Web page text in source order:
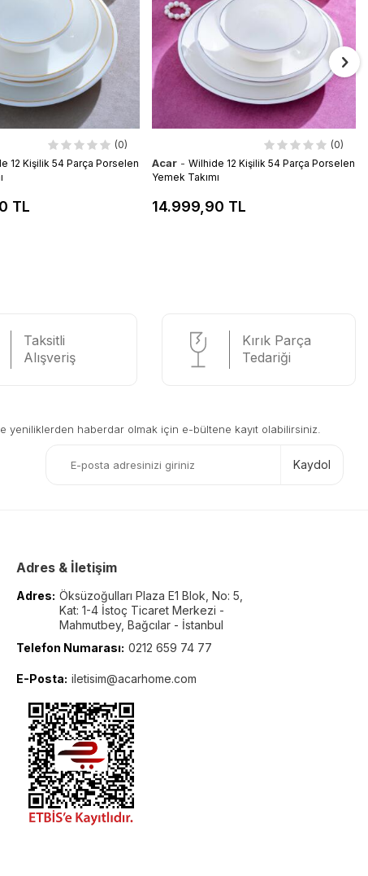
(0)
12 Kişilik 54 Parça Porselen
TL
(0)
Acar - Wilhide 12 Kişilik 54 Parça Porselen
Yemek Takımı
14.999,90 TL
Taksitli
Alışveriş
Kırık Parça
Tedariği
yeniliklerden haberdar olmak için e-bültene kayıt olabilirsiniz.
Kaydol
Adres & İletişim
Adres: Öksüzoğulları Plaza E1 Blok, No: 5,
Kat: 1-4 İstoç Ticaret Merkezi -
Mahmutbey, Bağcılar - İstanbul
Telefon Numarası: 0212 659 74 77
E-Posta: iletisim@acarhome.com